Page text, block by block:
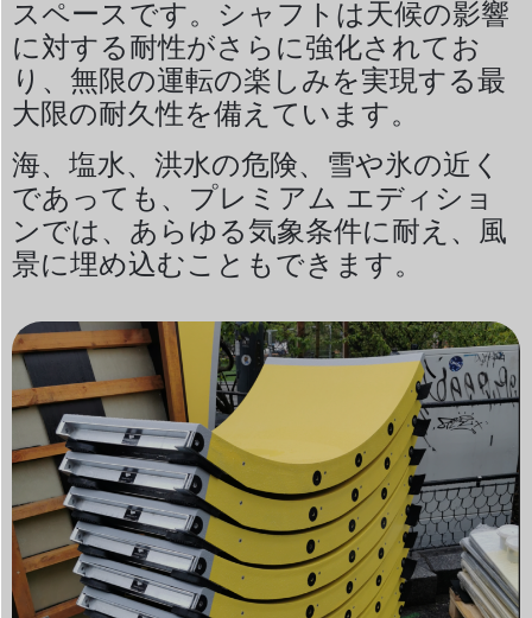
スペースです。シャフトは天候の影響
に対する耐性がさらに強化されてお
り、無限の運転の楽しみを実現する最
大限の耐久性を備えています。
海、塩水、洪水の危険、雪や氷の近く
であっても、プレミアム エディショ
ンでは、 あらゆる気象条件に耐え、風
景に埋め込むこともできます。